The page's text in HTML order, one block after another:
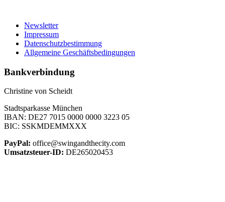
Newsletter
Impressum
Datenschutzbestimmung
Allgemeine Geschäftsbedingungen
Bankverbindung
Christine von Scheidt
Stadtsparkasse München
IBAN: DE27 7015 0000 0000 3223 05
BIC: SSKMDEMMXXX
PayPal: office@swingandthecity.com
Umsatzsteuer-ID: DE265020453